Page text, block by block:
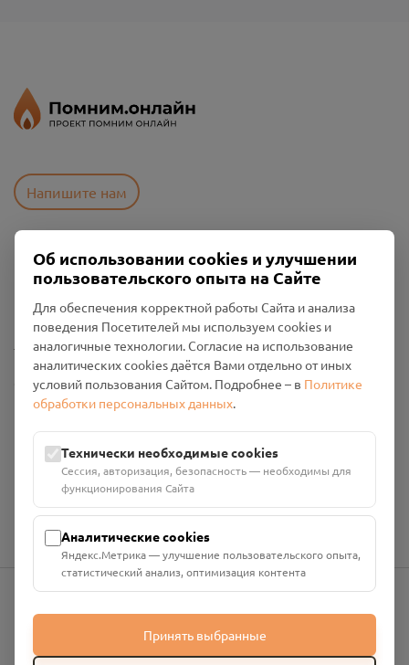
Напишите нам
Пользовательское соглашение
Политика конфиденциальности
Промо-материалы
Настройки cookies
Общество с ограниченной ответственностью «Смоленский
Проект Помним»
Юридический адрес: 216790, Смоленская область, р-н
Руднянский, г. Рудня, улица Западная, д. 26А, пом. 18
Номер счёта: 40702810901130004287 в АО "АЛЬФА-БАНК"
Кор. счёт: 30101810200000000593
info@pomnim.online
Об использовании cookies и улучшении
пользовательского опыта на Сайте
Для обеспечения корректной работы Сайта и анализа
поведения Посетителей мы используем cookies и
аналогичные технологии. Согласие на использование
аналитических cookies даётся Вами отдельно от иных
условий пользования Сайтом. Подробнее – в Политике
обработки персональных данных.
Технически необходимые cookies
Сессия, авторизация, безопасность — необходимы для
функционирования Сайта
Аналитические cookies
Яндекс.Метрика — улучшение пользовательского опыта,
статистический анализ, оптимизация контента
Принять выбранные